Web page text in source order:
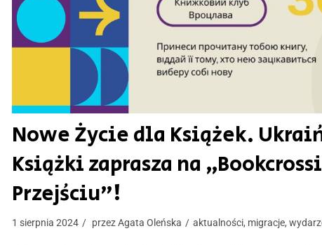
Nowe Życie dla Książek.
Książki zaprasza na
Przejściu”!
1 sierpnia 2024 przezAgata Oleńska aktualności, migracje,